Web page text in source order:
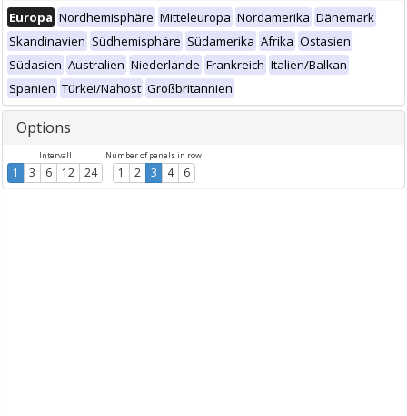
Europa Nordhemisphäre Mitteleuropa Nordamerika Dänemark
Skandinavien Südhemisphäre Südamerika Afrika Ostasien
Südasien Australien Niederlande Frankreich Italien/Balkan
Spanien Türkei/Nahost Großbritannien
Options
Intervall
1 3 6 12 24
Number of panels in row
1 2 3 4 6